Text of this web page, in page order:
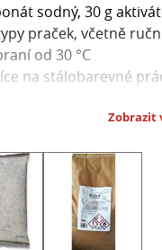
sodný, 30 g
praček, včetně
od 30 °C
na stálobarevné
skvrn a zápachu z
TAED je
S jeho pomocí
prostředí.
Zobrazit